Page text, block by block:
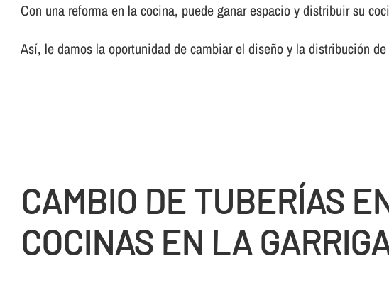
Con una reforma en la cocina, puede ganar espacio y distribuir su
Así­, le damos la oportunidad de cambiar el diseño y la distribución
CAMBIO DE TUBERÍ­AS
COCINAS EN LA